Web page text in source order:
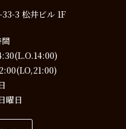
3 松井ビル 1F
曜日